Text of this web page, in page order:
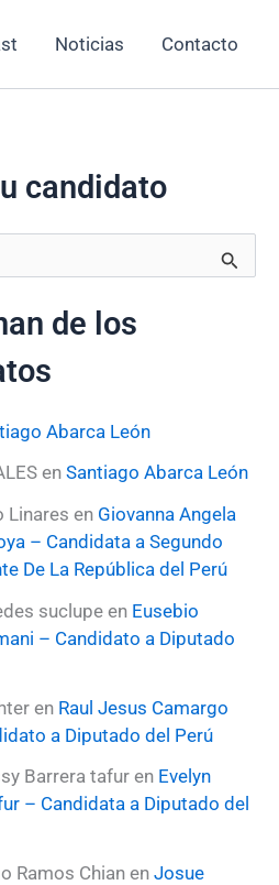
Noticias Contacto
candidato
de los
Abarca León
en Santiago Abarca León
Linares en Giovanna Angela
– Candidata a Segundo
De La República del Perú
suclupeen Eusebio
– Candidato a Diputado
en Raul Jesus Camargo
a Diputado del Perú
Barrera tafuren Evelyn
– Candidata a Diputado del
Ramos Chianen Josue